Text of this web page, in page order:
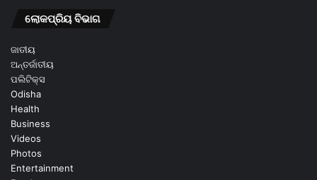
ଲୋକପ୍ରିୟ ବିଭାଗ
ଜାତୀୟ
ଅନ୍ତର୍ଜାତୀୟ
ପଲିଟିକ୍ସ
Odisha
Health
Business
Videos
Photos
Entertainment